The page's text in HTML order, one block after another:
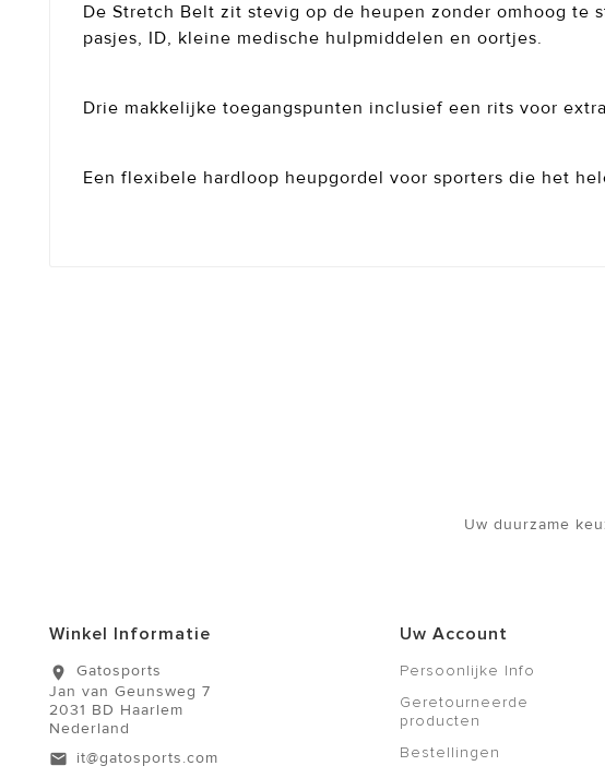
De Stretch Belt zit stevig op de heupen zonder omhoog te
pasjes, ID, kleine medische hulpmiddelen en oortjes.
Drie makkelijke toegangspunten inclusief een rits voor
Een flexibele hardloop heupgordel voor sporters die het
Uw duurzame
Winkel Informatie
location_on
Gatosports
Jan van Geunsweg 7
2031 BD Haarlem
Nederland
email it@gatosports.com
Uw Account
Persoonlijke Info
Geretourneerde
producten
Bestellingen